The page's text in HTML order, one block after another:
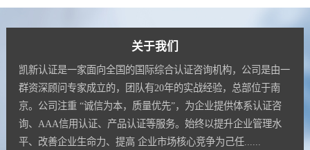
关于我们
凯新认证是一家面向全国的国际综合认证咨询机构，公司是由一
群资深顾问专家成立的，团队有20年的实战经验，总部位于南
京。公司注重 “诚信为本，质量优先”，为企业提供体系认证咨
询、AAA信用认证、产品认证等服务。始终以提升企业管理水
平、改善企业生命力、提高 企业市场核心竞争为己任......